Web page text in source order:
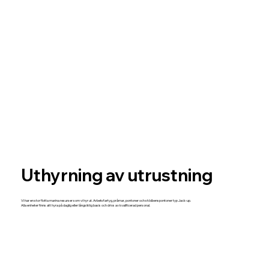
Vi har en stor flotta marina resurser som vi hyr ut. Arbetsfartyg, pråmar, pontoner och stödbenspontoner typ Jack-up.
Alla enheter finns att hyra på daglig eller långsiktig basis och drivs av kvalificerad personal.
Uthyrning av utrustning